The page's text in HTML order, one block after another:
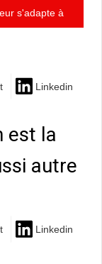
s'adapte à
Linkedin
est la
autre
Linkedin